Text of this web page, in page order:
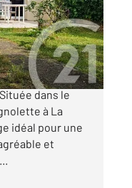
4 chambres +
dans le
à La
idéal pour une
et